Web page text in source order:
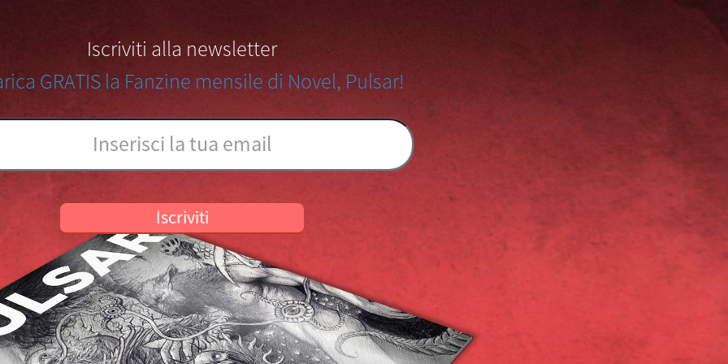
Iscriviti alla newsletter
GRATIS la Fanzine mensile di Novel, Pulsar!
Iscriviti